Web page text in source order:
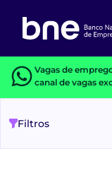
Vagas de
canal de vagas
Filtros